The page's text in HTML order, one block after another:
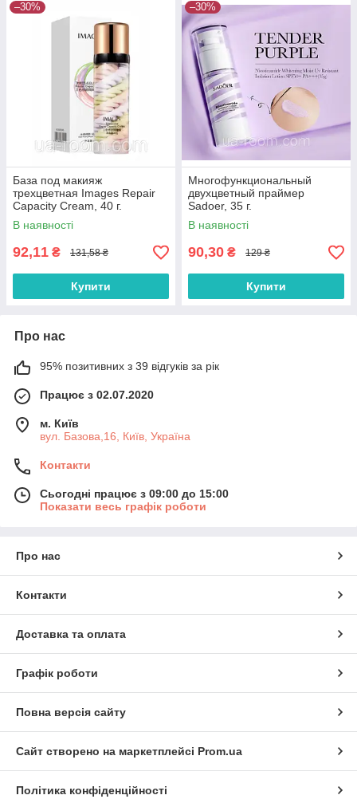
–30%
База под макияж
трехцветная Images Repair
Capacity Cream, 40 г.
В наявності
92,11 ₴ 131,58 ₴
Купити
–30%
Многофункциональный
двухцветный праймер
Sadoer, 35 г.
В наявності
90,30 ₴ 129 ₴
Купити
Про нас
95% позитивних з 39 відгуків за рік
Працює з 02.07.2020
м. Київ
вул. Базова,16, Київ, Україна
Контакти
Сьогодні працює з 09:00 до 15:00
Показати весь графік роботи
Про нас
Контакти
Доставка та оплата
Графік роботи
Повна версія сайту
Сайт створено на маркетплейсі Prom.ua
Політика конфіденційності